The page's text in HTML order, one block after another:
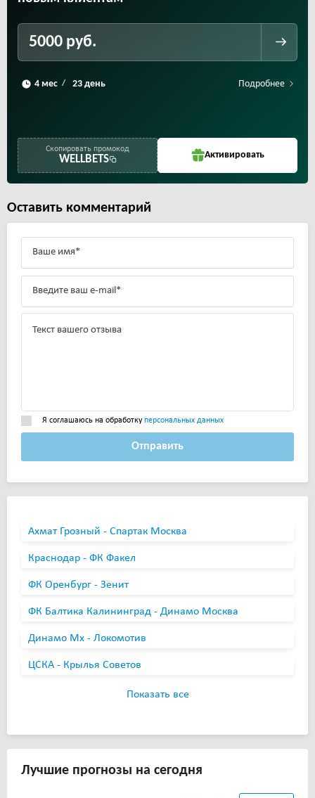
5000 руб.
/ Подробнее
Скопировать промокод
WELLBETS Активировать
Оставить комментарий
Я соглашаюсь на обработкуперсональных данных
Отправить
Ахмат Грозный - Спартак Москва
Краснодар - ФК Факел
ФК Оренбург - Зенит
ФК Балтика Калининград - Динамо Москва
Динамо Мх - Локомотив
ЦСКА - Крылья Советов
Показать все
Лучшие прогнозы на сегодня